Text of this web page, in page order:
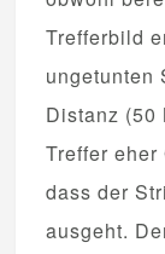
Trefferbild
ungetunten
Distanz (50
Treffer
dass der
ausgeht.